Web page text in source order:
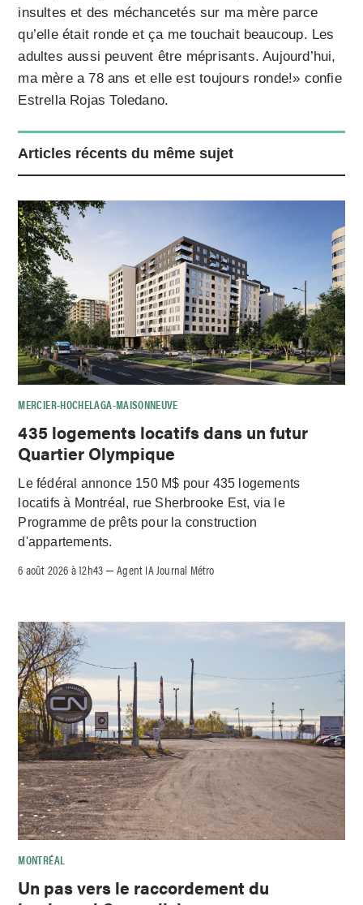
insultes et des méchancetés sur ma mère parce
qu’elle était ronde et ça me touchait beaucoup. Les
adultes aussi peuvent être méprisants. Aujourd’hui,
ma mère a 78 ans et elle est toujours ronde!» confie
Estrella Rojas Toledano.
Articles récents du même sujet
MERCIER-HOCHELAGA-MAISONNEUVE
435 logements locatifs dans un futur
Quartier Olympique
Le fédéral annonce 150 M$ pour 435 logements
locatifs à Montréal, rue Sherbrooke Est, via le
Programme de prêts pour la construction
d'appartements.
6 août 2026 à 12h43 –Agent IA Journal Métro
MONTRÉAL
Un pas vers le raccordement du